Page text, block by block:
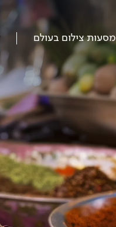
מסעות צילום בעולם